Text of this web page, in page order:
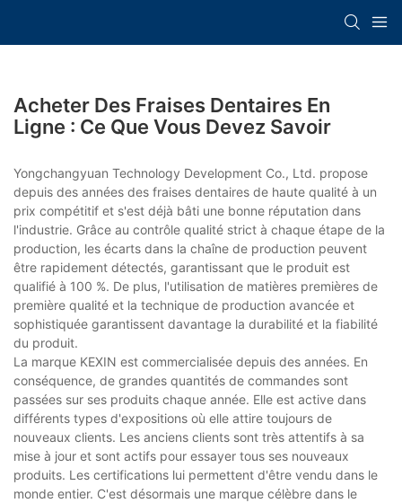
Acheter Des Fraises Dentaires En
Ligne : Ce Que Vous Devez Savoir
Yongchangyuan Technology Development Co., Ltd. propose
depuis des années des fraises dentaires de haute qualité à un
prix compétitif et s'est déjà bâti une bonne réputation dans
l'industrie. Grâce au contrôle qualité strict à chaque étape de la
production, les écarts dans la chaîne de production peuvent
être rapidement détectés, garantissant que le produit est
qualifié à 100 %. De plus, l'utilisation de matières premières de
première qualité et la technique de production avancée et
sophistiquée garantissent davantage la durabilité et la fiabilité
du produit.
La marque KEXIN est commercialisée depuis des années. En
conséquence, de grandes quantités de commandes sont
passées sur ses produits chaque année. Elle est active dans
différents types d'expositions où elle attire toujours de
nouveaux clients. Les anciens clients sont très attentifs à sa
mise à jour et sont actifs pour essayer tous ses nouveaux
produits. Les certifications lui permettent d'être vendu dans le
monde entier. C'est désormais une marque célèbre dans le